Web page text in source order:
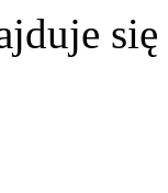
się